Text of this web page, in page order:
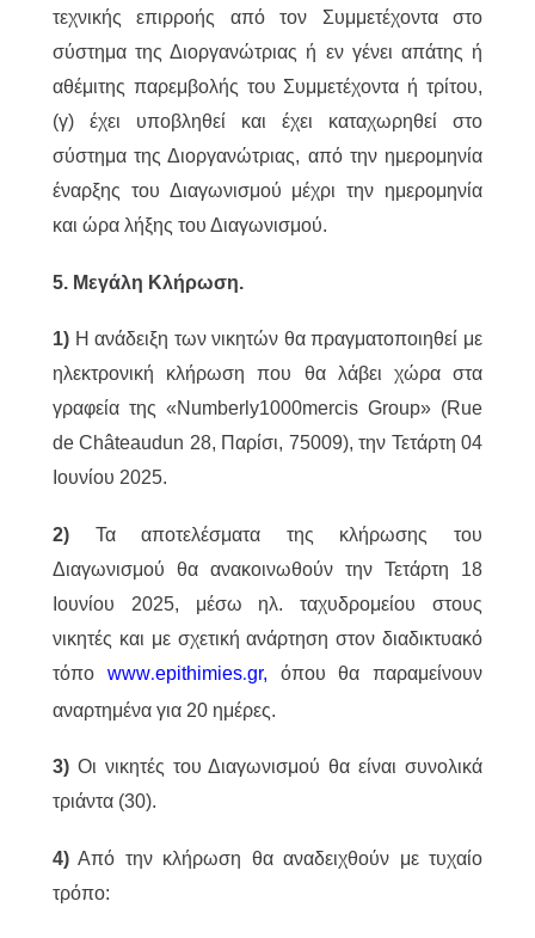
τεχνικής επιρροής από τον Συμμετέχοντα στο
σύστημα της Διοργανώτριας ή εν γένει απάτης ή
αθέμιτης παρεμβολής του Συμμετέχοντα ή τρίτου,
(γ) έχει υποβληθεί και έχει καταχωρηθεί στο
σύστημα της Διοργανώτριας, από την ημερομηνία
έναρξης του Διαγωνισμού μέχρι την ημερομηνία
και ώρα λήξης του Διαγωνισμού.
5. Μεγάλη Κλήρωση.
1) Η ανάδειξη των νικητών θα πραγματοποιηθεί με
ηλεκτρονική κλήρωση που θα λάβει χώρα στα
γραφεία της «Numberly1000mercis Group» (Rue
de Châteaudun 28, Παρίσι, 75009), την Τετάρτη 04
Ιουνίου 2025.
2) Τα αποτελέσματα της κλήρωσης του
Διαγωνισμού θα ανακοινωθούν την Τετάρτη 18
Ιουνίου 2025, μέσω ηλ. ταχυδρομείου στους
νικητές και με σχετική ανάρτηση στον διαδικτυακό
τόπο www.epithimies.gr, όπου θα παραμείνουν
αναρτημένα για 20 ημέρες.
3) Οι νικητές του Διαγωνισμού θα είναι συνολικά
τριάντα (30).
4) Από την κλήρωση θα αναδειχθούν με τυχαίο
τρόπο: